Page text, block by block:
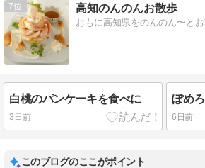
7 高知のんのんお散歩
おもに高知県をのんのん〜と
白桃のパンケーキを食べに
3日前
ぽめ
6日前
このブログのここがポイント